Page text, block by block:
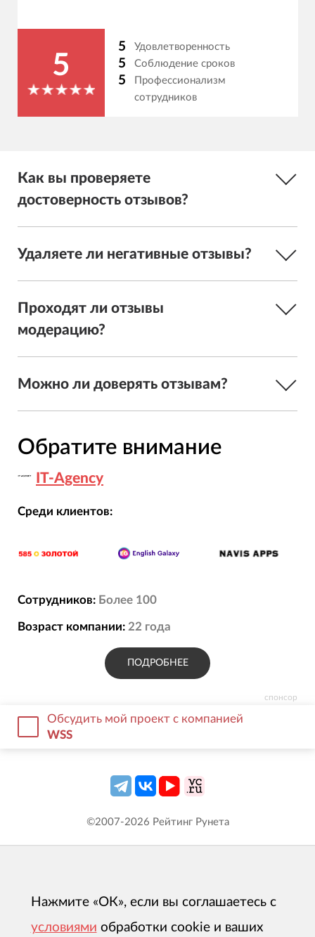
5
5 Удовлетворенность
5 Соблюдение сроков
5
Профессионализм
сотрудников
Как вы проверяете
достоверность отзывов?
Удаляете ли негативные отзывы?
Проходят ли отзывы
модерацию?
Можно ли доверять отзывам?
спонсор
Обратите внимание
IT-Agency
Среди клиентов:
Сотрудников: Более 100
Возраст компании: 22 года
ПОДРОБНЕЕ
Обсудить мой проект с компанией
WSS
©2007-2026 Рейтинг Рунета
Нажмите «ОК», если вы соглашаетесь с
условиями обработки cookie и ваших